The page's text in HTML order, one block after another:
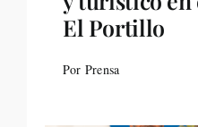
El Portillo
Por Prensa